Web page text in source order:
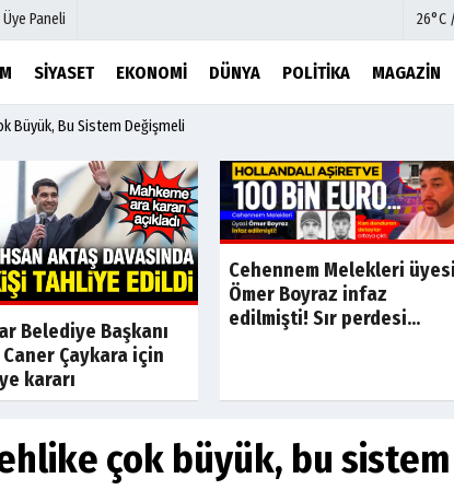
Üye Paneli 26°C
SIYASET EKONOMI DÜNYA POLITIKA MAGAZIN
Video Galeri
Foto Galeri
Etkinlikler
Büyük, Bu Sistem Değişmeli
Son Dakika
Belediye Başkanı
Çaykara için
kararı
Son Dakika
Cehennem Melekleri üyesi
Ömer Boyraz infaz
edilmişti! Sır perdesi...
çok büyük, bu